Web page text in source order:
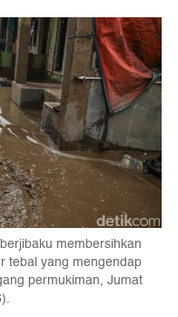
membersihkan
tebal yang mengendap
permukiman, Jumat